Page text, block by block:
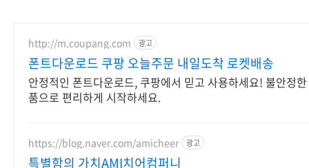
http://m.coupang.com 광고
폰트다운로드 쿠팡 오늘주문 내일도착 로켓배송
안정적인 폰트다운로드, 쿠팡에서 믿고 사용하세요! 불안정
품으로 편리하게 시작하세요.
https://blog.naver.com/amicheer 광고
특별함의 가치AMI치어컴퍼니